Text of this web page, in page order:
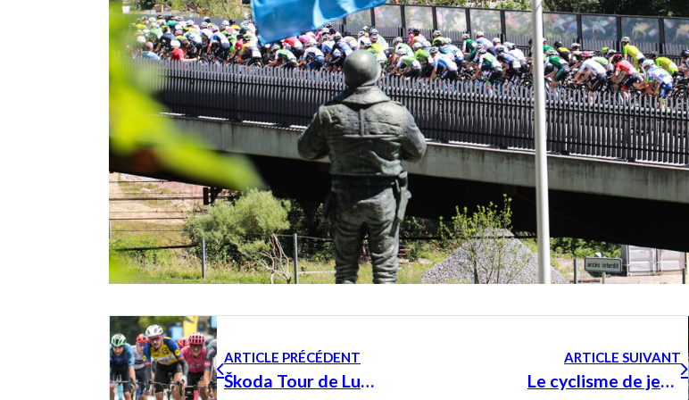
ARTICLE PRÉCÉDENT
Škoda Tour de Luxembourg 2026
ARTICLE SUIVANT
Le cyclisme de jeunes au plus haut niveau au Luxembourg